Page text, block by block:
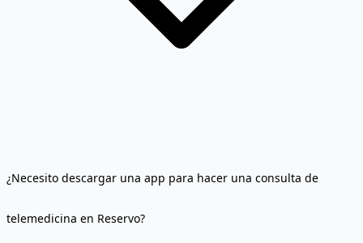
¿Necesito descargar una app para hacer una consulta de
telemedicina en Reservo?